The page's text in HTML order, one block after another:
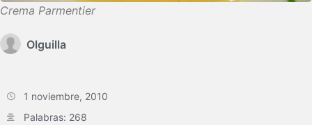
Crema Parmentier
Olguilla
1 noviembre, 2010
Palabras: 268